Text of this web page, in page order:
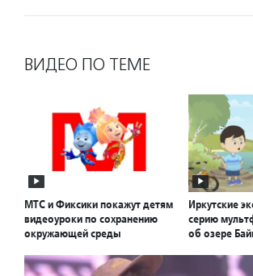
ВИДЕО ПО ТЕМЕ
МТС и Фиксики покажут детям
видеоуроки по сохранению
окружающей среды
Иркутские
серию
об озере